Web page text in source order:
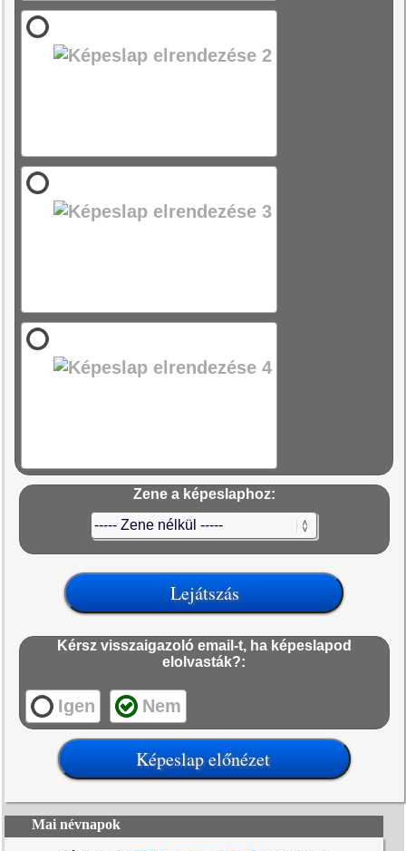
Zene a képeslaphoz:
Kérsz visszaigazoló email-t, ha képeslapod
elolvasták?:
Igen Nem
Mai névnapok